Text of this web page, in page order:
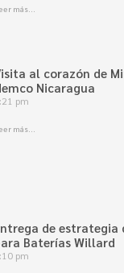
más...
al corazón de
Nicaragua
pm
más...
de estrategia
Baterías Willard
pm